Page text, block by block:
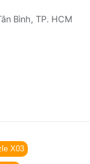
Bình, TP. HCM
X03